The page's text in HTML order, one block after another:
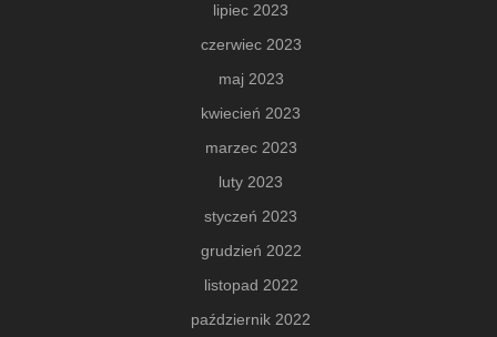
lipiec 2023
czerwiec 2023
maj 2023
kwiecień 2023
marzec 2023
luty 2023
styczeń 2023
grudzień 2022
listopad 2022
październik 2022